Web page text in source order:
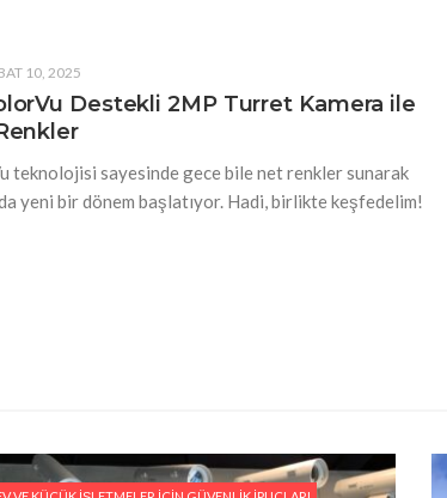
10, 2025
Destekli 2MP Turret Kamera ile
teknolojisi sayesinde gece bile net renkler sunarak
yeni bir dönem başlatıyor. Hadi, birlikte keşfedelim!